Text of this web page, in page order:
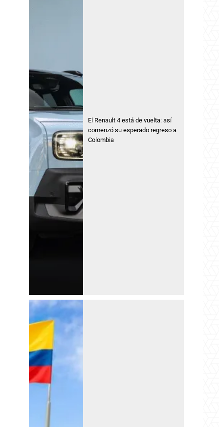
El Renault 4 está de vuelta: así
comenzó su esperado regreso a
Colombia